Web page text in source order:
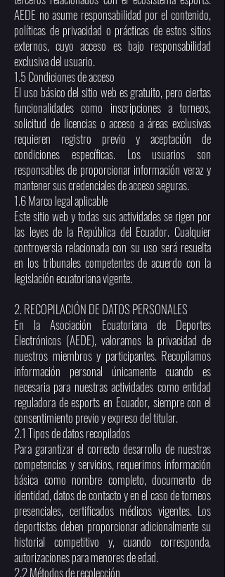
AEDE no asume responsabilidad por el contenido,
políticas de privacidad o prácticas de estos sitios
externos, cuyo acceso es bajo responsabilidad
exclusiva del usuario.
1.5 Condiciones de acceso
El uso básico del sitio web es gratuito, pero ciertas
funcionalidades como inscripciones a torneos,
solicitud de licencias o acceso a áreas exclusivas
requieren registro previo y aceptación de
condiciones específicas. Los usuarios son
responsables de proporcionar información veraz y
mantener sus credenciales de acceso seguras.
1.6 Marco legal aplicable
Este sitio web y todas sus actividades se rigen por
las leyes de la República del Ecuador. Cualquier
controversia relacionada con su uso será resuelta
en los tribunales competentes de acuerdo con la
legislación ecuatoriana vigente.
2. RECOPILACIÓN DE DATOS PERSONALES
En la Asociación Ecuatoriana de Deportes
Electrónicos (AEDE), valoramos la privacidad de
nuestros miembros y participantes. Recopilamos
información personal únicamente cuando es
necesaria para nuestras actividades como entidad
reguladora de esports en Ecuador, siempre con el
consentimiento previo y expreso del titular.
2.1 Tipos de datos recopilados
Para garantizar el correcto desarrollo de nuestras
competencias y servicios, requerimos información
básica como nombre completo, documento de
identidad, datos de contacto y en el caso de torneos
presenciales, certificados médicos vigentes. Los
deportistas deben proporcionar adicionalmente su
historial competitivo y, cuando corresponda,
autorizaciones para menores de edad.
2.2 Métodos de recolección